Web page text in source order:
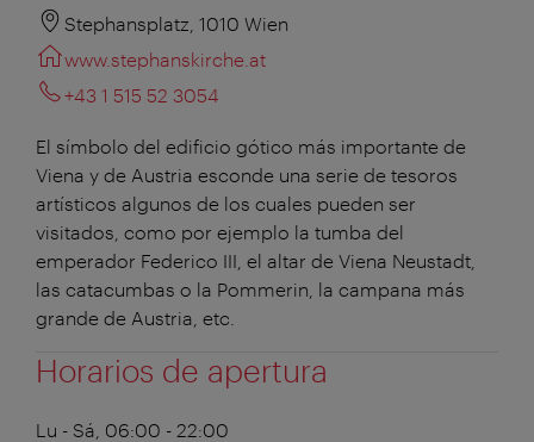
Stephansplatz, 1010 Wien
www.stephanskirche.at
+43 1 515 52 3054
El símbolo del edificio gótico más importante de
Viena y de Austria esconde una serie de tesoros
artísticos algunos de los cuales pueden ser
visitados, como por ejemplo la tumba del
emperador Federico III, el altar de Viena Neustadt,
las catacumbas o la Pommerin, la campana más
grande de Austria, etc.
Horarios de apertura
Lu - Sá, 06:00 - 22:00